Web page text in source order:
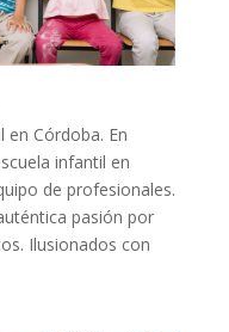
en Córdoba. En
infantil en
de profesionales.
pasión por
Ilusionados con